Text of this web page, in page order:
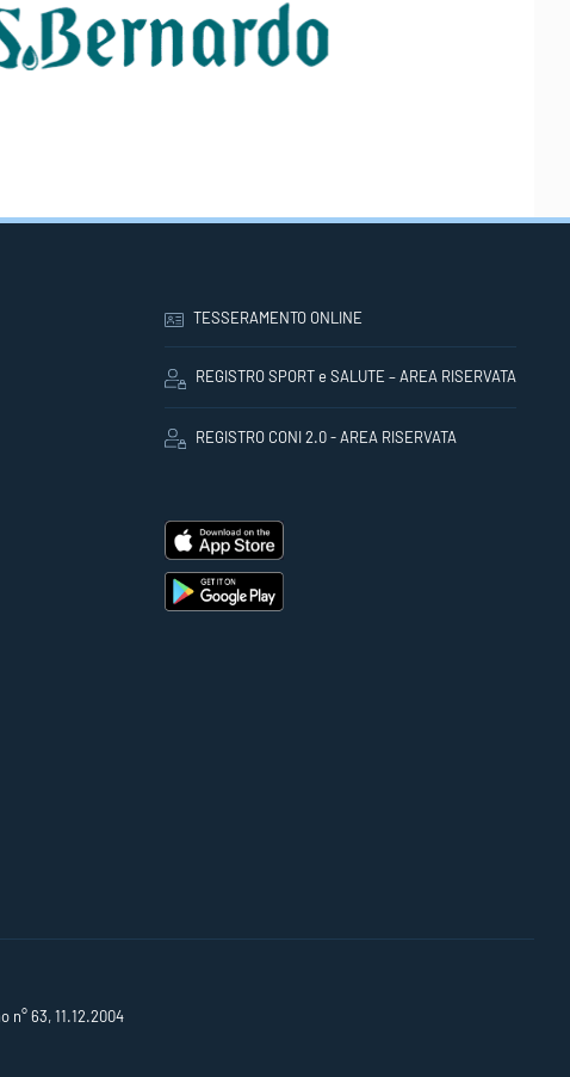
TESSERAMENTO ONLINE
REGISTRO SPORT e SALUTE – AREA RISERVATA
REGISTRO CONI 2.0 - AREA RISERVATA
n° 63, 11.12.2004